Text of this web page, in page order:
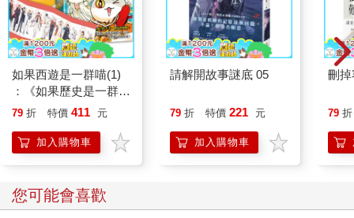
如果西遊是一群喵(1)
：《如果歷史是一群
喵》作者最新力作，附
79 折 特價 411 元
加入購物車
請解開故事謎底 05
79 折 特價 221 元
加入購物車
刪
79 折
您可能會喜歡